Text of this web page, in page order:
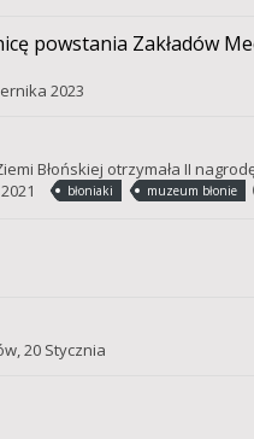
powstania Zakładów
2023
Błońskiej otrzymała II
błoniaki muzeum błonie
,20 Stycznia